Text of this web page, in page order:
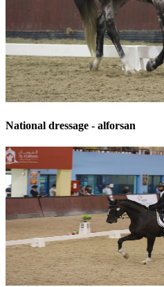
National dressage - alforsan